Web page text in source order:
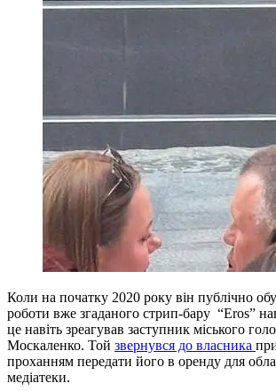
Коли на початку 2020 року він публічно
роботи вже згаданого стрип-бару “Eros”
це навіть зреагував заступник міського
Москаленко. Той звернувся до власника
проханням передати його в оренду для
медіатеки.